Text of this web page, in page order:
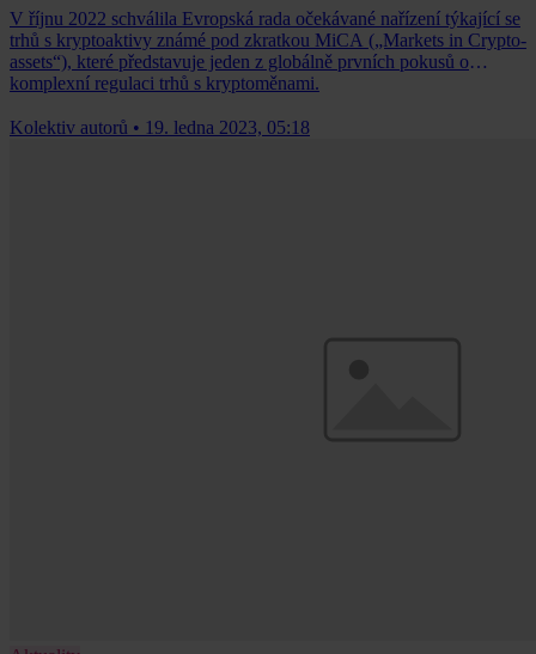
V říjnu 2022 schválila Evropská rada očekávané nařízení týkající se
trhů s kryptoaktivy známé pod zkratkou MiCA („Markets in Crypto-
assets“), které představuje jeden z globálně prvních pokusů o
komplexní regulaci trhů s kryptoměnami.
Kolektiv autorů • 19. ledna 2023, 05:18